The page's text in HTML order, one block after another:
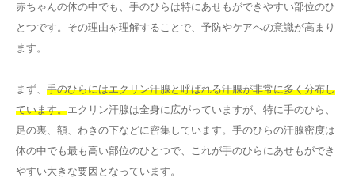
赤ちゃんの体の中でも、手のひらは特にあせもができやすい部位のひ
とつです。その理由を理解することで、予防やケアへの意識が高まり
ます。
まず、 手のひらにはエクリン汗腺と呼ばれる汗腺が非常に多く分布し
ています。エクリン汗腺は全身に広がっていますが、特に手のひら、
足の裏、額、わきの下などに密集しています。手のひらの汗腺密度は
体の中でも最も高い部位のひとつで、これが手のひらにあせもができ
やすい大きな要因となっています。